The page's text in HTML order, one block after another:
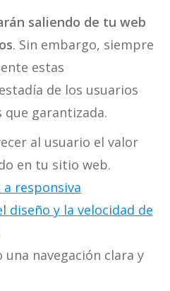
saliendo de tu web
. Sin embargo, siempre
estas
de los usuarios
garantizada.
al usuario el valor
en tu sitio web.
responsiva
diseño y la velocidad de
navegación clara y